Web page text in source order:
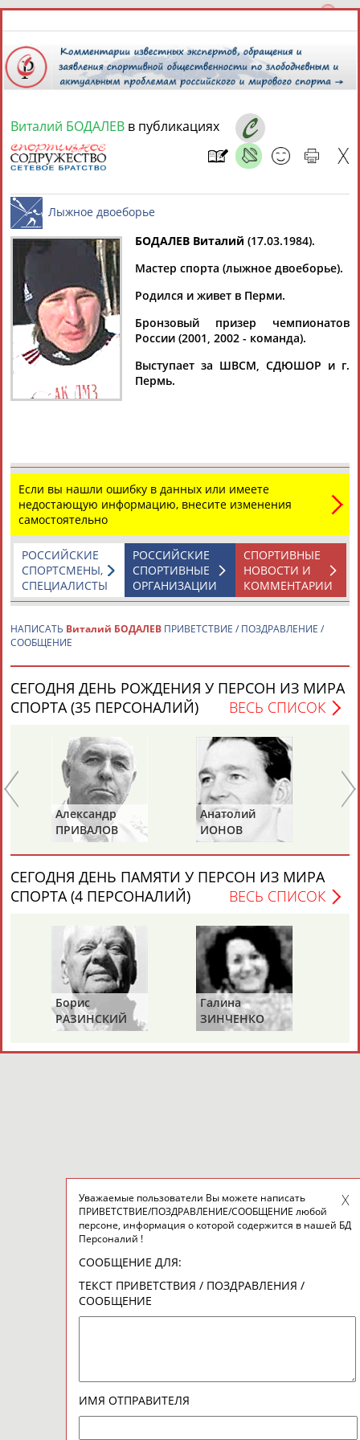
6 августа 2026 года,
СПОРТСМЕНЫ, ТРЕНЕРЫ И СПЕЦИАЛИСТЫ
Найдено: персона Расширенный поиск
Виталий
БОДАЛЕВ
ТАБЛО АКТИВНОСТИ
Вопросы сотрудничества и совместной деятельности inform@infosport.ru
Стадион, 1998-2026
Разработка и поддержка ООО НАИТ «Стадион»
Подпишись
Виталий БОДАЛЕВ в публикациях
Лыжное двоеборье
БОДАЛЕВ Виталий (17.03.1984).
Мастер спорта (лыжное двоеборье).
Родился и живет в Перми.
Бронзовый призер чемпионатов
России (2001, 2002 - команда).
Выступает за ШВСМ, СДЮШОР и г.
Пермь.
Если вы нашли ошибку в данных или имеете
недостающую информацию, внесите изменения
самостоятельно
СПОРТИВНЫЕ
НОВОСТИ И
КОММЕНТАРИИ
РОССИЙСКИЕ
СПОРТИВНЫЕ
ОРГАНИЗАЦИИ
РОССИЙСКИЕ
СПОРТСМЕНЫ,
СПЕЦИАЛИСТЫ
НАПИСАТЬ Виталий БОДАЛЕВ ПРИВЕТСТВИЕ / ПОЗДРАВЛЕНИЕ /
СООБЩЕНИЕ
СЕГОДНЯ ДЕНЬ РОЖДЕНИЯ У ПЕРСОН ИЗ МИРА
СПОРТА (35 ПЕРСОНАЛИЙ)
ВЕСЬ СПИСОК
Александр
ПРИВАЛОВ
Анатолий
ИОНОВ
СЕГОДНЯ ДЕНЬ ПАМЯТИ У ПЕРСОН ИЗ МИРА
СПОРТА (4 ПЕРСОНАЛИЙ)
ВЕСЬ СПИСОК
Борис
РАЗИНСКИЙ
Галина
ЗИНЧЕНКО
Уважаемые пользователи Вы можете написать
ПРИВЕТСТВИЕ/ПОЗДРАВЛЕНИЕ/СООБЩЕНИЕ любой
персоне, информация о которой содержится в нашей БД
Персоналий !
СООБЩЕНИЕ ДЛЯ:
ТЕКСТ ПРИВЕТСТВИЯ / ПОЗДРАВЛЕНИЯ /
СООБЩЕНИЕ
ИМЯ ОТПРАВИТЕЛЯ